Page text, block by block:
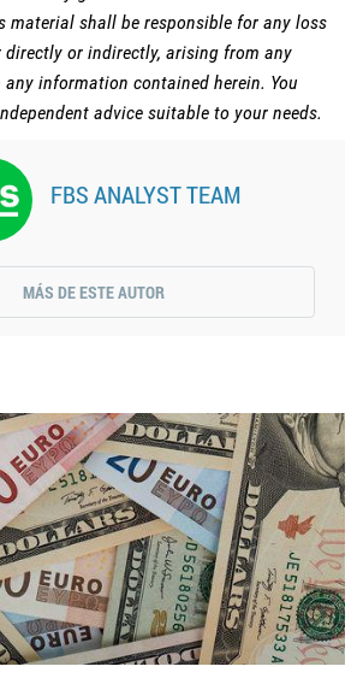
material shall be responsible for any loss
directly or indirectly, arising from any
information contained herein. You
advice suitable to your needs.
FBS ANALYST TEAM
MÁS DE ESTE AUTOR